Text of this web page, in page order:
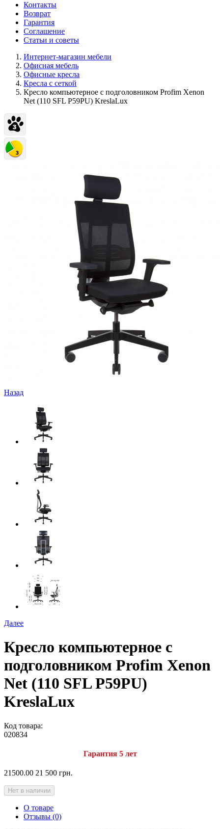
Контакты
Возврат
Гарантия
Соглашение
Статьи и советы
Интернет-магазин мебели
Офисная мебель
Офисные кресла
Кресла с сеткой
Кресло компьютерное с подголовником Profim Xenon
Net (110 SFL P59PU) KreslaLux
Назад
Далее
Кресло компьютерное с
подголовником Profim Xenon
Net (110 SFL P59PU)
KreslaLux
Код товара:
020834
Гарантия 5 лет
21500.00 21 500 грн.
Нет в наличии
О товаре
Отзывы (0)